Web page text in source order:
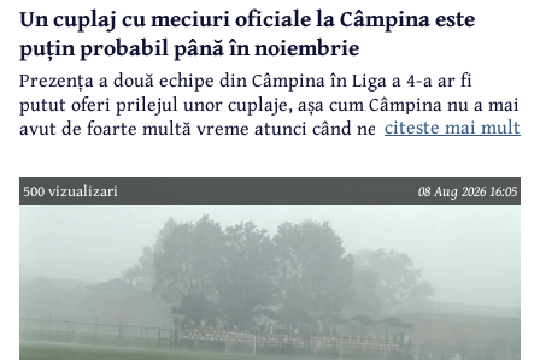
Un cuplaj cu meciuri oficiale la Câmpina este
puțin probabil până în noiembrie
Prezența a două echipe din Câmpina în Liga a 4-a ar fi
putut oferi prilejul unor cuplaje, așa cum Câmpina nu a mai
avut de foarte multă vreme atunci când ne referim la
citeste mai mult
500 vizualizari 08 Aug 2026 16:05